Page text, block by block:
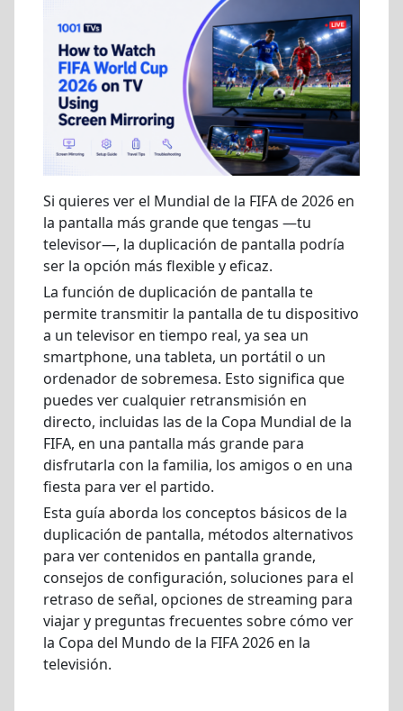
Si quieres ver el Mundial de la FIFA de 2026 en
la pantalla más grande que tengas —tu
televisor—, la duplicación de pantalla podría
ser la opción más flexible y eficaz.
La función de duplicación de pantalla te
permite transmitir la pantalla de tu dispositivo
a un televisor en tiempo real, ya sea un
smartphone, una tableta, un portátil o un
ordenador de sobremesa. Esto significa que
puedes ver cualquier retransmisión en
directo, incluidas las de la Copa Mundial de la
FIFA, en una pantalla más grande para
disfrutarla con la familia, los amigos o en una
fiesta para ver el partido.
Esta guía aborda los conceptos básicos de la
duplicación de pantalla, métodos alternativos
para ver contenidos en pantalla grande,
consejos de configuración, soluciones para el
retraso de señal, opciones de streaming para
viajar y preguntas frecuentes sobre cómo ver
la Copa del Mundo de la FIFA 2026 en la
televisión.